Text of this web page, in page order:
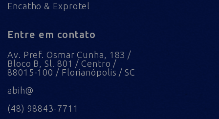
Encatho & Exprotel
Entre em contato
Av. Pref. Osmar Cunha, 183 /
Bloco B, Sl. 801 / Centro /
88015-100 / Florianópolis / SC
abih@
(48) 98843-7711